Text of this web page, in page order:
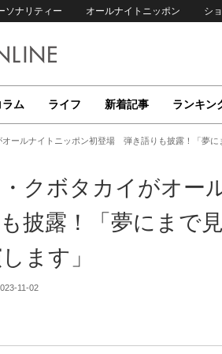
ソナリティー オールナイトニッポン シ
ラム ライフ 新着記事 ランキン
ールナイトニッポン初登場 弾き語りも披露！「夢
クボタカイがオー
披露！「夢にまで
ます」
11-02